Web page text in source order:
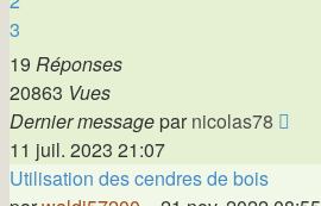
3
19 Réponses
20863 Vues
Dernier messageparnicolas78
11 juil. 2023 21:07
Utilisation des cendres de bois